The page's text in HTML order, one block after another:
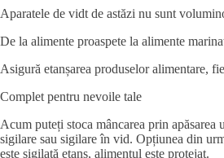
Aparatele de vidt de astăzi nu sunt
De la alimente proaspete la alimente
Asigură etanșarea produselor alimentare,
Complet pentru nevoile tale
Acum puteți stoca mâncarea prin
sigilare sau sigilare în vid. Opțiunea din
este sigilată etanș, alimentul este protejat.